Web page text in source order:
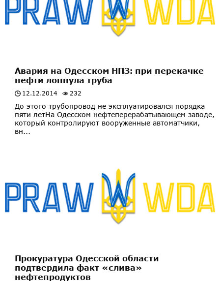
Авария на Одесском НПЗ: при перекачке
нефти лопнула труба
12.12.2014 232
До этого трубопровод не эксплуатировался порядка
пяти летНа Одесском нефтеперерабатывающем заводе,
который контролируют вооруженные автоматчики,
вн...
Прокуратура Одесской области
подтвердила факт «слива»
нефтепродуктов